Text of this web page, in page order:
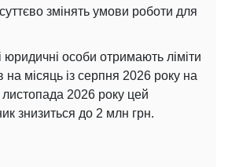
змінять умови роботи для
юридичні особи отримають ліміти
на місяць із серпня 2026 року на
листопада 2026 року цей
знизиться до 2 млн грн.